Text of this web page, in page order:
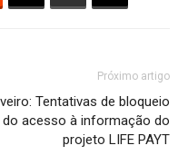
Próximo artigo
Tentativas de bloqueio
do acesso à informação do
projeto LIFE PAYT